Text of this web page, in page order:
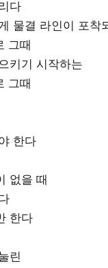
다
물결 라인이 포착
그때
키기 시작하는
그때
한다
없을 때
한다
린